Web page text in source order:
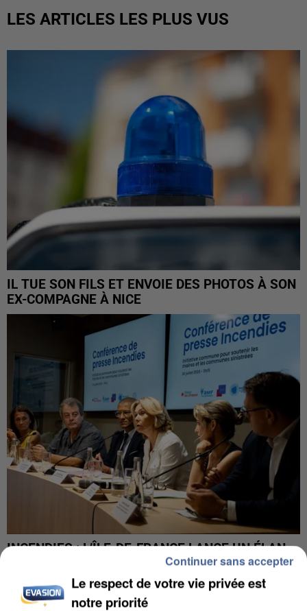
LES ARTICLES LES PLUS VUS
IL TUE SON FILS ET ENVOIE DES PHOTOS À SON
EX-COMPAGNE À NICE
INCENDIES : L’ÎLE-DE-FRANCE LANCE UN ÉLAN
DE SOLIDARITÉ AVEC LES...
Le respect de votre vie privée est
notre priorité
Continuer sans accepter